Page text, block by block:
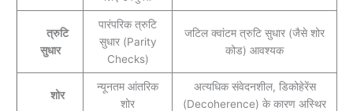
त्रुटि
सुधार
पारंपरिक त्रुटि
सुधार (Parity
Checks)
जटिल क्वांटम त्रुटि सुधार (जैसे शोर
कोड) आवश्यक
शोर
न्यूनतम आंतरिक
शोर
अत्यधिक संवेदनशील, डिकोहेरेंस
(Decoherence) के कारण अस्थिर